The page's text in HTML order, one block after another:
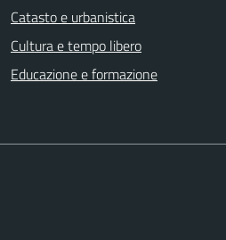
Catasto e urbanistica
Cultura e tempo libero
Educazione e formazione